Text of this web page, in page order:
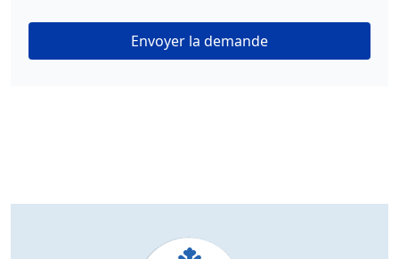
Envoyer la demande